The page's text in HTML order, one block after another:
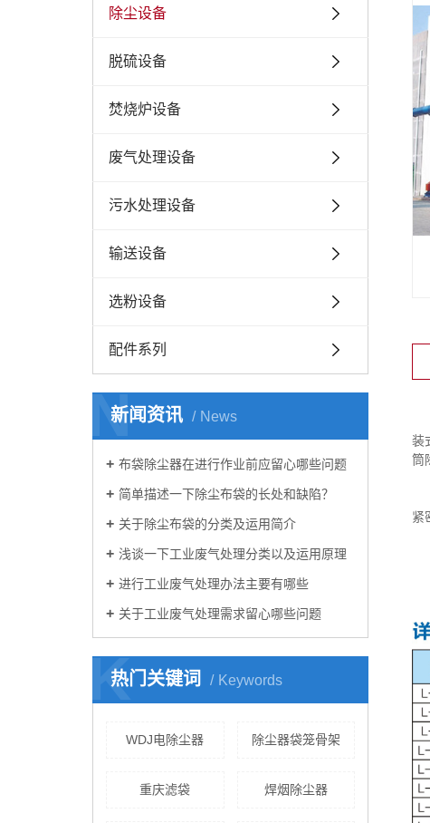
除尘设备
脱硫设备
焚烧炉设备
废气处理设备
污水处理设备
输送设备
选粉设备
配件系列
新闻资讯 News
N
布袋除尘器在进行作业前应留心哪些问题
简单描述一下除尘布袋的长处和缺陷？
关于除尘布袋的分类及运用简介
浅谈一下工业废气处理分类以及运用原理
进行工业废气处理办法主要有哪些
关于工业废气处理需求留心哪些问题
热门关键词 Keywords
K
WDJ电除尘器 除尘器袋笼骨架
重庆滤袋 焊烟除尘器
装
筒
紧